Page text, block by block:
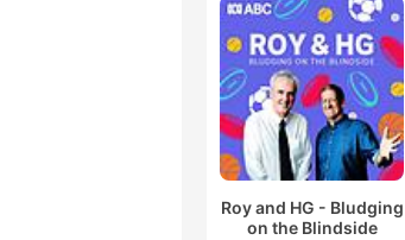
Roy and HG - Bludging
on the Blindside